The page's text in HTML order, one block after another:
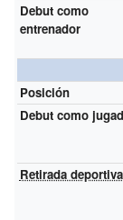
Debut como
entrenador
Posición
Debut como
Retirada deportiva